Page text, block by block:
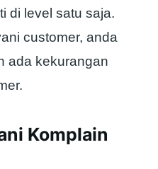
di level satu saja.
customer, anda
ada kekurangan
Komplain